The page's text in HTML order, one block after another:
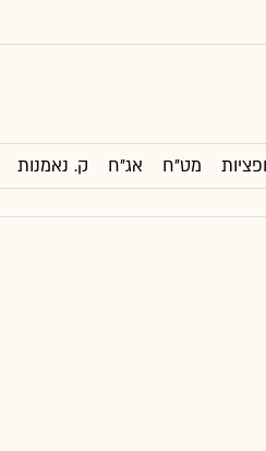
מט"ח אג"ח ק. נאמנות